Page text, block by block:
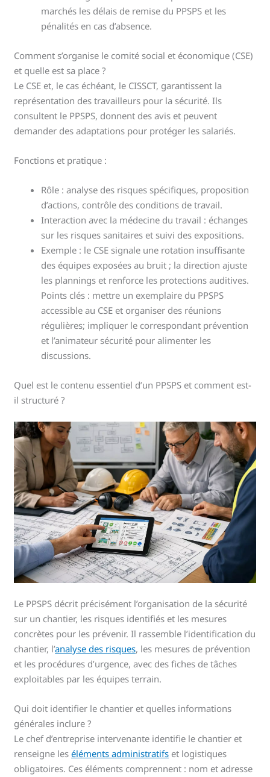
marchés les délais de remise du PPSPS et les
pénalités en cas d’absence.
Comment s’organise le comité social et économique (CSE)
et quelle est sa place ?
Le CSE et, le cas échéant, le CISSCT, garantissent la
représentation des travailleurs pour la sécurité. Ils
consultent le PPSPS, donnent des avis et peuvent
demander des adaptations pour protéger les salariés.
Fonctions et pratique :
Rôle : analyse des risques spécifiques, proposition
d’actions, contrôle des conditions de travail.
Interaction avec la médecine du travail : échanges
sur les risques sanitaires et suivi des expositions.
Exemple : le CSE signale une rotation insuffisante
des équipes exposées au bruit ; la direction ajuste
les plannings et renforce les protections auditives.
Points clés : mettre un exemplaire du PPSPS
accessible au CSE et organiser des réunions
régulières; impliquer le correspondant prévention
et l’animateur sécurité pour alimenter les
discussions.
Quel est le contenu essentiel d’un PPSPS et comment est-
il structuré ?
Le PPSPS décrit précisément l’organisation de la sécurité
sur un chantier, les risques identifiés et les mesures
concrètes pour les prévenir. Il rassemble l’identification du
chantier, l’analyse des risques, les mesures de prévention
et les procédures d’urgence, avec des fiches de tâches
exploitables par les équipes terrain.
Qui doit identifier le chantier et quelles informations
générales inclure ?
Le chef d’entreprise intervenante identifie le chantier et
renseigne leséléments administratifs et logistiques
obligatoires. Ces éléments comprennent : nom et adresse